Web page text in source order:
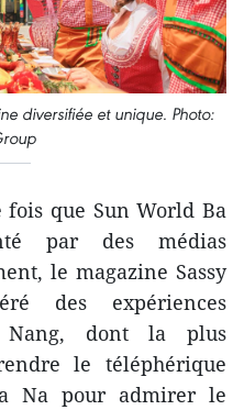
diversifiée et unique. Photo:
fois que Sun World Ba
par des médias
le magazine Sassy
des expériences
Nang, dont la plus
le téléphérique
Na pour admirer le